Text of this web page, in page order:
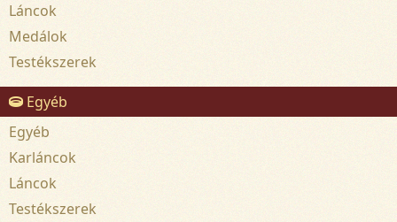
Láncok
Medálok
Testékszerek
Egyéb
Egyéb
Karláncok
Láncok
Testékszerek